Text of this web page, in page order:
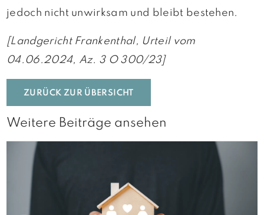
jedoch nicht unwirksam und bleibt bestehen.
[Landgericht Frankenthal, Urteil vom
04.06.2024, Az. 3 O 300/23]
ZURÜCK ZUR ÜBERSICHT
Weitere Beiträge ansehen